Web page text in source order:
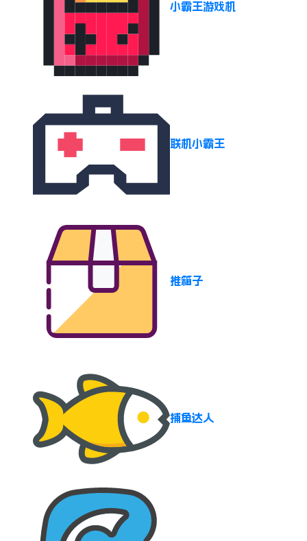
小霸王游戏机
联机小霸王
推箱子
捕鱼达人